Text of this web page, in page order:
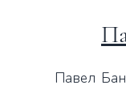
Павел